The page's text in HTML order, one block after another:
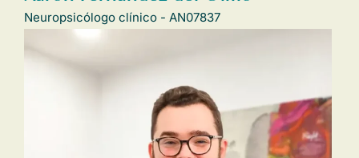
Neuropsicólogo clínico - AN07837